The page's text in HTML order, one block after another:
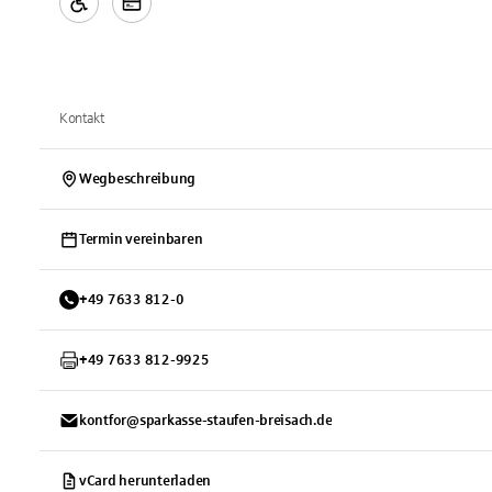
Kontakt
Wegbeschreibung
Termin vereinbaren
+49 7633 812-0
+49 7633 812-9925
kontfor@sparkasse-staufen-breisach.de
vCard herunterladen